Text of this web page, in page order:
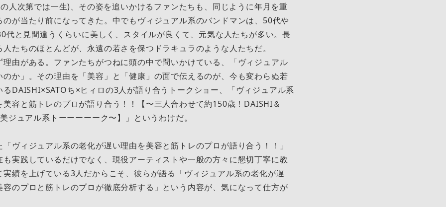
人次第では一生)、その姿を追いかけるファンたちも、同じように年月を重
のが当たり前になってきた。中でもヴィジュアル系のバンドマンは、50代や
代と見間違うくらいに美しく、スタイルが良くて、元気な人たちが多い。長
人たちのほとんどが、永遠の若さを保つドラキュラのような人たちだ。
理由がある。ファンたちがつねに頭の中で問いかけている、「ヴィジュアル
のか」。その理由を「美容」と「健康」の面で伝えるのが、今も変わらぬ若
るDAISHI×SATOち×ヒィロの3人が語り合うトークショー、「ヴィジュアル系
容と筋トレのプロが語り合う！！【〜三人合わせて約150歳！DAISHI＆
ジュアル系トーーーーーク〜】」というわけだ。
ヴィジュアル系の老化が遅い理由を美容と筋トレのプロが語り合う！！」
実践しているだけでなく、現役アーティストや一般の方々に懇切丁寧に教
実績を上げている3人だからこそ、彼らが語る「ヴィジュアル系の老化が遅
容のプロと筋トレのプロが徹底分析する」という内容が、気になって仕方が